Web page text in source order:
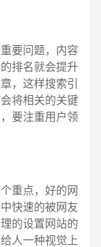
要问题，内容
排名就会提升
，这样搜索引
将相关的关键
要注重用户领
重点，好的网
快速的被网友
的设置网站的
人一种视觉上